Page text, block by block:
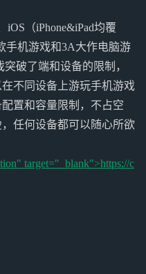
iOS（iPhone&iPad均覆
手机游戏和3A大作电脑游
破了端和设备的限制，
不同设备上游玩手机游戏
置和容量限制，不占空
任何设备都可以随心所欲
target="_blank">https://c